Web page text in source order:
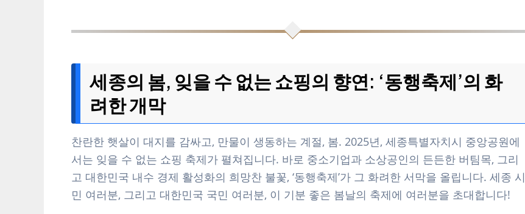
세종의 봄, 잊을 수 없는 쇼핑의 향연: ‘동행축제’의 화
려한 개막
찬란한 햇살이 대지를 감싸고, 만물이 생동하는 계절, 봄. 2025년, 세종특별자치시 중앙공원에
서는 잊을 수 없는 쇼핑 축제가 펼쳐집니다. 바로 중소기업과 소상공인의 든든한 버팀목, 그리
고 대한민국 내수 경제 활성화의 희망찬 불꽃, ‘동행축제’가 그 화려한 서막을 올립니다. 세종 시
민 여러분, 그리고 대한민국 국민 여러분, 이 기분 좋은 봄날의 축제에 여러분을 초대합니다!